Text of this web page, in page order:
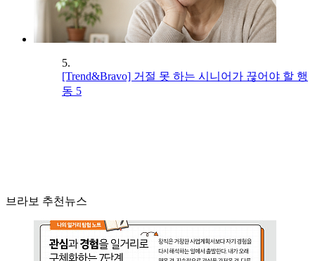
5.
[Trend&Bravo] 거절 못 하는 시니어가 끊어야 할 행
동 5
브라보 추천뉴스